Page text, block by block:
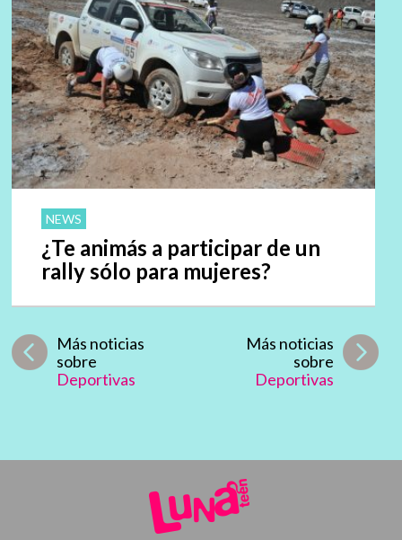
NEWS
¿Te animás a participar de un
rally sólo para mujeres?
Más noticias
sobre
Deportivas
Más noticias
sobre
Deportivas